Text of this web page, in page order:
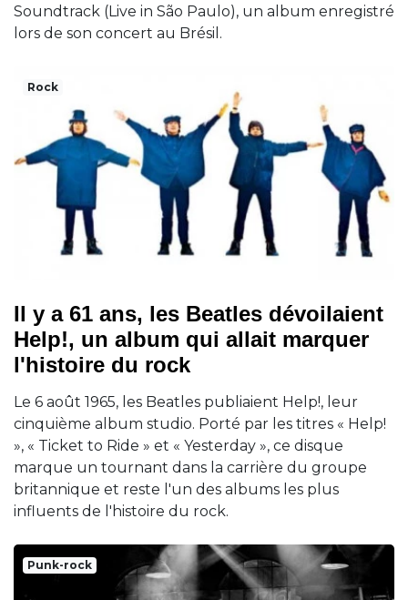
Soundtrack (Live in São Paulo), un album enregistré
lors de son concert au Brésil.
Rock
Il y a 61 ans, les Beatles dévoilaient
Help!, un album qui allait marquer
l'histoire du rock
Le 6 août 1965, les Beatles publiaient Help!, leur
cinquième album studio. Porté par les titres « Help!
», « Ticket to Ride » et « Yesterday », ce disque
marque un tournant dans la carrière du groupe
britannique et reste l'un des albums les plus
influents de l'histoire du rock.
Punk-rock